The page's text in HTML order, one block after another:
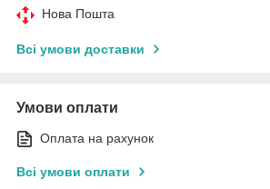
Нова Пошта
Всі умови доставки
Умови оплати
Оплата на рахунок
Всі умови оплати